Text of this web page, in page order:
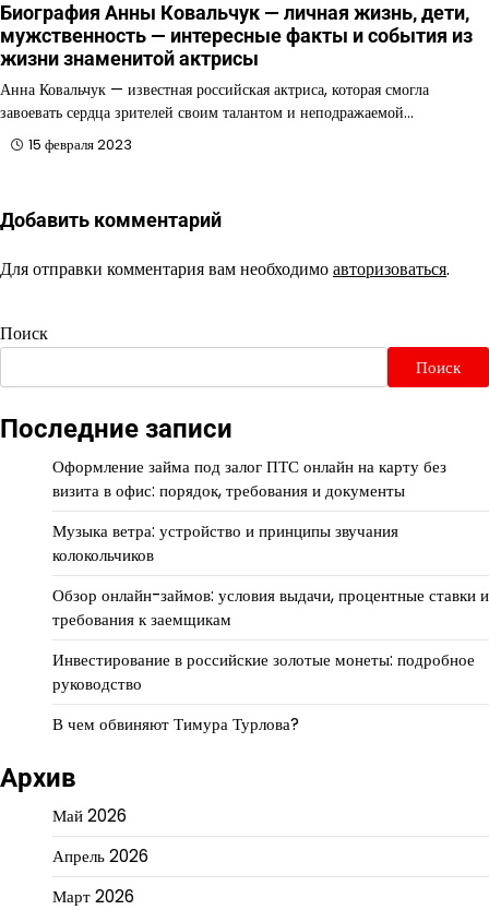
Биография Анны Ковальчук — личная жизнь, дети,
мужственность — интересные факты и события из
жизни знаменитой актрисы
Анна Ковальчук — известная российская актриса, которая смогла
завоевать сердца зрителей своим талантом и неподражаемой…
15 февраля 2023
Добавить комментарий
Для отправки комментария вам необходимоавторизоваться.
Поиск
Поиск
Последние записи
Оформление займа под залог ПТС онлайн на карту без
визита в офис: порядок, требования и документы
Музыка ветра: устройство и принципы звучания
колокольчиков
Обзор онлайн-займов: условия выдачи, процентные ставки и
требования к заемщикам
Инвестирование в российские золотые монеты: подробное
руководство
В чем обвиняют Тимура Турлова?
Архив
Май 2026
Апрель 2026
Март 2026